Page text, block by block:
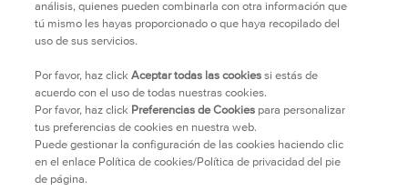
TRANSPARENCIA
POLÍTICA DE PRIVACIDAD
PUNTOS DE VENTA
CONTACTO
análisis, quienes pueden combinarla con otra información que
tú mismo les hayas proporcionado o que haya recopilado del
uso de sus servicios.
Por favor, haz clickAceptar todas las cookies si estás de
acuerdo con el uso de todas nuestras cookies.
Por favor, haz click Preferencias de Cookies para personalizar
tus preferencias de cookies en nuestra web.
Puede gestionar la configuración de las cookies haciendo clic
en el enlace Política de cookies/Política de privacidad del pie
de página.